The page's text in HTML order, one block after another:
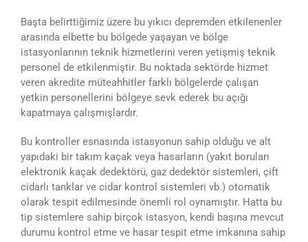
Başta belirttiğimiz üzere bu yıkıcı depremden etkilenenler
arasında elbette bu bölgede yaşayan ve bölge
istasyonlarının teknik hizmetlerini veren yetişmiş teknik
personel de etkilenmiştir. Bu noktada sektörde hizmet
veren akredite müteahhitler farklı bölgelerde çalışan
yetkin personellerini bölgeye sevk ederek bu açığı
kapatmaya çalışmışlardır.
Bu kontroller esnasında istasyonun sahip olduğu ve alt
yapıdaki bir takım kaçak veya hasarların (yakıt boruları
elektronik kaçak dedektörü, gaz dedektör sistemleri, çift
cidarlı tanklar ve cidar kontrol sistemleri vb.) otomatik
olarak tespit edilmesinde önemli rol oynamıştır. Hatta bu
tip sistemlere sahip birçok istasyon, kendi başına mevcut
durumu kontrol etme ve hasar tespit etme imkanına sahip